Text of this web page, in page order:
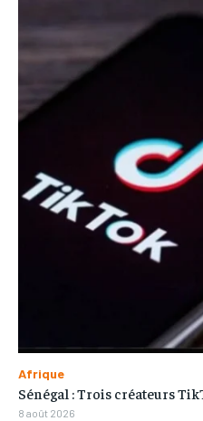
Afrique
Sénégal : Trois créateurs
8 août 2026